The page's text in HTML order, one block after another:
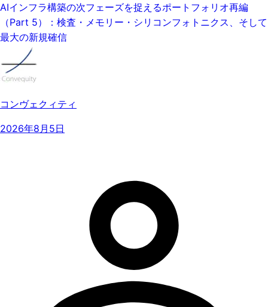
AIインフラ構築の次フェーズを捉えるポートフォリオ再編
（Part 5）：検査・メモリー・シリコンフォトニクス、そして
最大の新規確信
コンヴェクィティ
2026年8月5日